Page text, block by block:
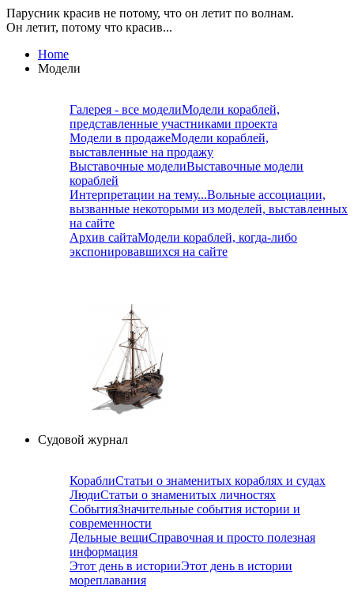
Парусник красив не потому, что он летит по волнам.
Он летит, потому что красив...
Home
Модели
Галерея - все моделиМодели кораблей,
представленные участниками проекта
Модели в продажеМодели кораблей,
выставленные на продажу
Выставочные моделиВыставочные модели
кораблей
Интерпретации на тему...Вольные ассоциации,
вызванные некоторыми из моделей, выставленных
на сайте
Архив сайтаМодели кораблей, когда-либо
экспонировавшихся на сайте
Судовой журнал
КораблиСтатьи о знаменитых кораблях и судах
ЛюдиСтатьи о знаменитых личностях
СобытияЗначительные события истории и
современности
Дельные вещиСправочная и просто полезная
информация
Этот день в историиЭтот день в истории
мореплавания